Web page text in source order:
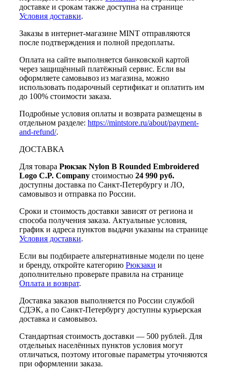
доставке и срокам также доступна на странице
Условия доставки.
Заказы в интернет-магазине MINT отправляются
после подтверждения и полной предоплаты.
Оплата на сайте выполняется банковской картой
через защищённый платёжный сервис. Если вы
оформляете самовывоз из магазина, можно
использовать подарочный сертификат и оплатить им
до 100% стоимости заказа.
Подробные условия оплаты и возврата размещены в
отдельном разделе: https://mintstore.ru/about/payment-
and-refund/.
ДОСТАВКА
Для товара Рюкзак Nylon B Rounded Embroidered
Logo C.P. Company стоимостью 24 990 руб.
доступны доставка по Санкт-Петербургу и ЛО,
самовывоз и отправка по России.
Сроки и стоимость доставки зависят от региона и
способа получения заказа. Актуальные условия,
график и адреса пунктов выдачи указаны на странице
Условия доставки.
Если вы подбираете альтернативные модели по цене
и бренду, откройте категорию Рюкзаки и
дополнительно проверьте правила на странице
Оплата и возврат.
Доставка заказов выполняется по России службой
СДЭК, а по Санкт-Петербургу доступны курьерская
доставка и самовывоз.
Стандартная стоимость доставки — 500 рублей. Для
отдельных населённых пунктов условия могут
отличаться, поэтому итоговые параметры уточняются
при оформлении заказа.